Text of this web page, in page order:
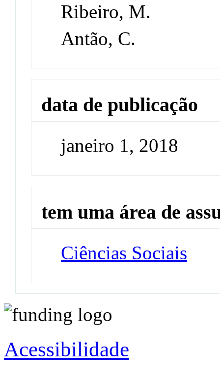
Ribeiro, M.
Antão, C.
data de publicação
janeiro 1, 2018
tem uma área de
Ciências Sociais
Acessibilidade